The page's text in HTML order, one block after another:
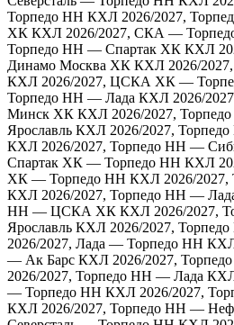
Торпедо НН КХЛ 2026/2027,
ХК КХЛ 2026/2027, СКА —
Торпедо НН — Спартак ХК КХЛ
Динамо Москва ХК КХЛ 2026/
КХЛ 2026/2027, ЦСКА ХК —
Торпедо НН — Лада КХЛ 2026/
Минск ХК КХЛ 2026/2027,
Ярославль КХЛ 2026/2027,
КХЛ 2026/2027, Торпедо НН —
Спартак ХК — Торпедо НН КХЛ
ХК — Торпедо НН КХЛ 2026/
КХЛ 2026/2027, Торпедо НН —
НН — ЦСКА ХК КХЛ 2026/2027,
Ярославль КХЛ 2026/2027,
2026/2027, Лада — Торпедо НН КХЛ
— Ак Барс КХЛ 2026/2027,
2026/2027, Торпедо НН — Лада
— Торпедо НН КХЛ 2026/2027,
КХЛ 2026/2027, Торпедо НН —